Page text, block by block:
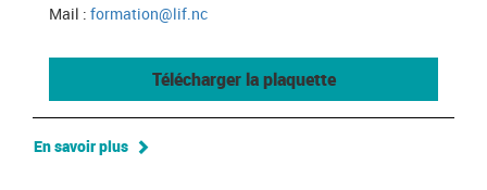
Mail : formation@lif.nc
Télécharger la plaquette
En savoir plus